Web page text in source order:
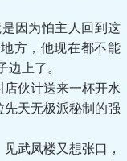
因为怕主人回到这
方，他现在都不能
边上了。
伙计送来一杯开水
天无极派秘制的强
武凤楼又想张口，